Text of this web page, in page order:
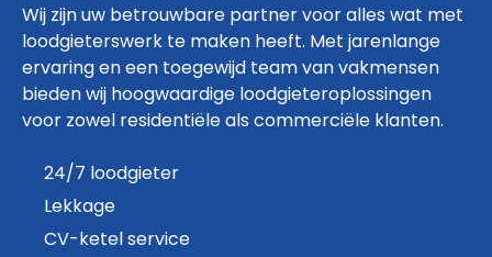
Wij zijn uw betrouwbare partner voor alles wat met
loodgieterswerk te maken heeft. Met jarenlange
ervaring en een toegewijd team van vakmensen
bieden wij hoogwaardige loodgieteroplossingen
voor zowel residentiële als commerciële klanten.
24/7 loodgieter
Lekkage
CV-ketel service